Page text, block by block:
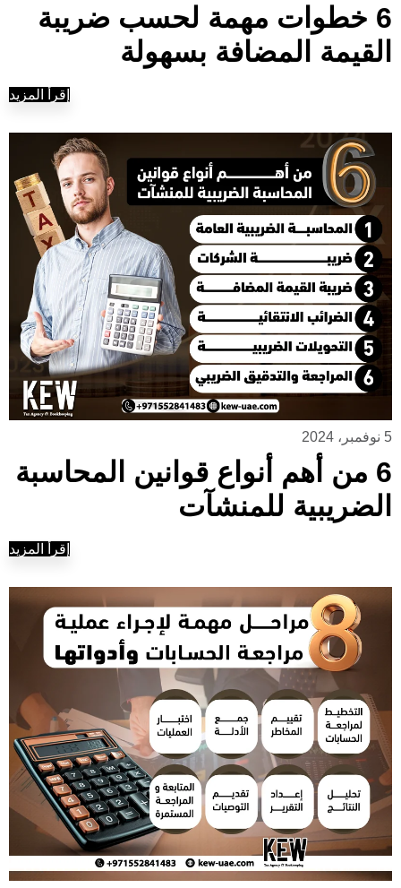
6 خطوات مهمة لحسب ضريبة
القيمة المضافة بسهولة
إقرأ المزيد
5 نوفمبر، 2024
6 من أهم أنواع قوانين المحاسبة
الضريبية للمنشآت
إقرأ المزيد